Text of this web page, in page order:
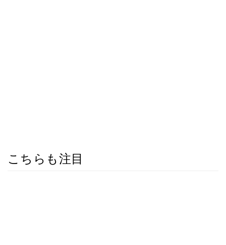
こちらも注目